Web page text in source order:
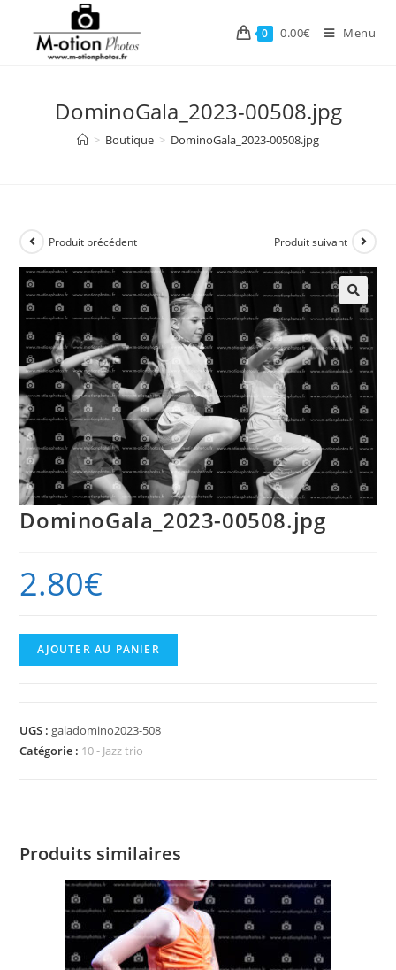
content
0 0.00€ Menu
DominoGala_2023-00508.jpg
> Boutique > DominoGala_2023-00508.jpg
Produit précédent Produit suivant
DominoGala_2023-00508.jpg
2.80€
quantité
de
AJOUTER AU PANIER
UGS : galadomino2023-508
Catégorie : 10 - Jazz trio
Produits similaires